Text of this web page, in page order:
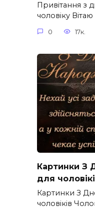
Привітання з
чоловіку Вітаю
0 17к.
Картинки З
для
Картинки З
чоловіків​